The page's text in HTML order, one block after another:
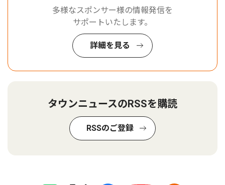
多様なスポンサー様の情報発信を
サポートいたします。
詳細を見る
タウンニュースのRSSを購読
RSSのご登録